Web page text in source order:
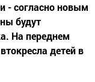
- согласно новым
будут
На переднем
детей в